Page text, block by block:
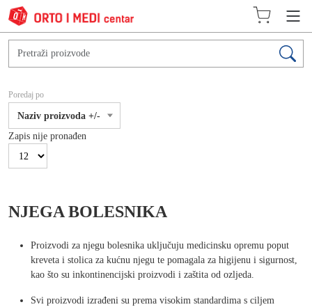
Poredaj po
Naziv proizvoda +/-
Zapis nije pronađen
NJEGA BOLESNIKA
Proizvodi za njegu bolesnika uključuju medicinsku opremu poput
kreveta i stolica za kućnu njegu te pomagala za higijenu i sigurnost,
kao što su inkontinencijski proizvodi i zaštita od ozljeda.
Svi proizvodi izrađeni su prema visokim standardima s ciljem